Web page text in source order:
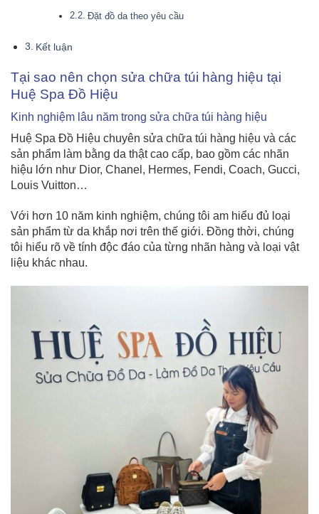
Đặt đồ da theo yêu cầu
Kết luận
Tại sao nên chọn sửa chữa túi hàng hiệu tại
Huệ Spa Đồ Hiệu
Kinh nghiệm lâu năm trong sửa chữa túi hàng hiệu
Huệ Spa Đồ Hiệu chuyên sửa chữa túi hàng hiệu và các
sản phẩm làm bằng da thật cao cấp, bao gồm các nhãn
hiệu lớn như Dior, Chanel, Hermes, Fendi, Coach, Gucci,
Louis Vuitton…
Với hơn 10 năm kinh nghiệm, chúng tôi am hiểu đủ loại
sản phẩm từ da khắp nơi trên thế giới. Đồng thời, chúng
tôi hiểu rõ về tính độc đáo của từng nhãn hàng và loại vật
liệu khác nhau.